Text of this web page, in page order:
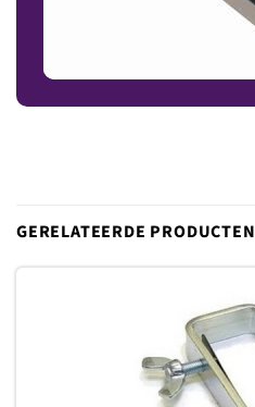
GERELATEERDE PRODUCTEN